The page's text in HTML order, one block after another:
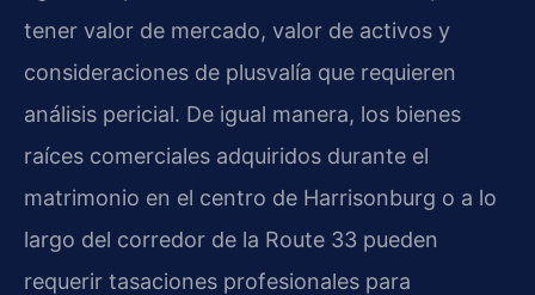
tener valor de mercado, valor de activos y
consideraciones de plusvalía que requieren
análisis pericial. De igual manera, los bienes
raíces comerciales adquiridos durante el
matrimonio en el centro de Harrisonburg o a lo
largo del corredor de la Route 33 pueden
requerir tasaciones profesionales para